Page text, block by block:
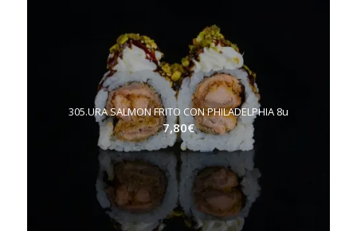
305.URA SALMON FRITO CON PHILADELPHIA 8u
7,80€